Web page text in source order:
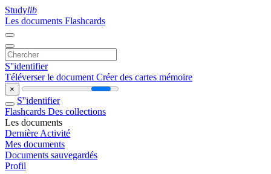
Studylib
Les documents Flashcards
S''identifier
Téléverser le document Créer des cartes mémoire
×
S''identifier
Flashcards Des collections
Les documents
Dernière Activité
Mes documents
Documents sauvegardés
Profil